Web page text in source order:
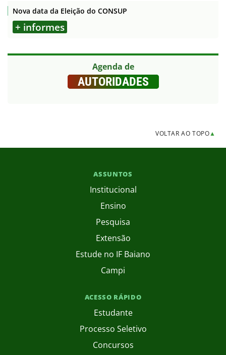
Nova data da Eleição do CONSUP
+ informes
Agenda de
AUTORIDADES
VOLTAR AO TOPO▲
ASSUNTOS
Institucional
Ensino
Pesquisa
Extensão
Estude no IF Baiano
Campi
ACESSO RÁPIDO
Estudante
Processo Seletivo
Concursos